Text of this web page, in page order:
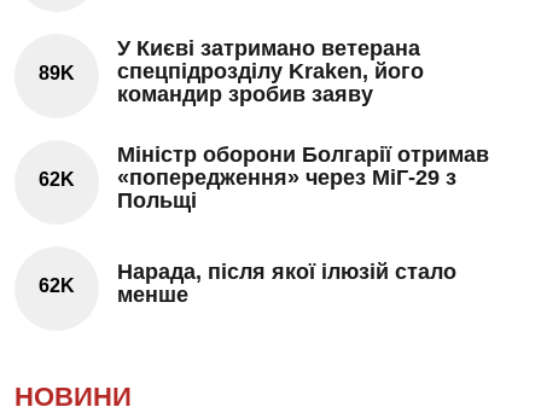
89K
У Києві затримано ветерана
спецпідрозділу Kraken, його
командир зробив заяву
62K
Міністр оборони Болгарії отримав
«попередження» через МіГ-29 з
Польщі
62K
Нарада, після якої ілюзій стало
менше
НОВИНИ